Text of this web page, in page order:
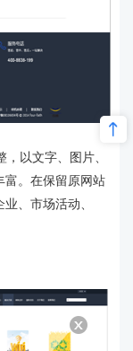
以文字、图片、
富。在保留原网站
、市场活动、